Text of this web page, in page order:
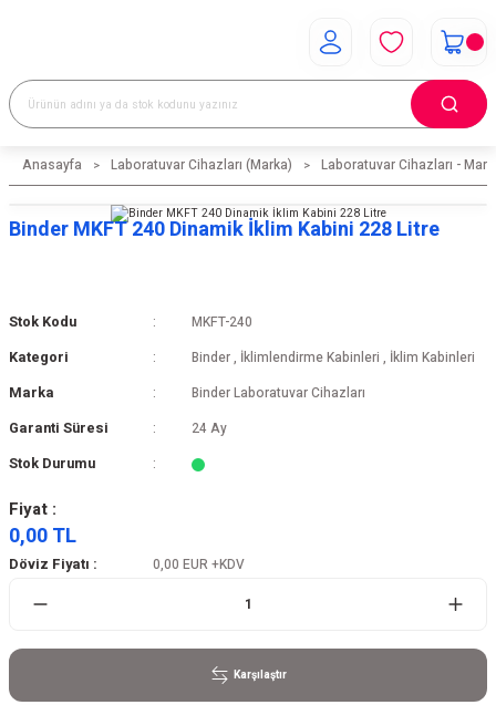
Anasayfa Laboratuvar Cihazları (Marka) Laboratuvar Cihazları -
Binder MKFT 240 Dinamik İklim Kabini 228 Litre
Stok Kodu MKFT-240
Kategori Binder , İklimlendirme Kabinleri , İklim Kabinleri
Marka Binder Laboratuvar Cihazları
Garanti Süresi 24 Ay
Stok Durumu
Fiyat :
0,00 TL
Döviz Fiyatı : 0,00 EUR +KDV
Karşılaştır